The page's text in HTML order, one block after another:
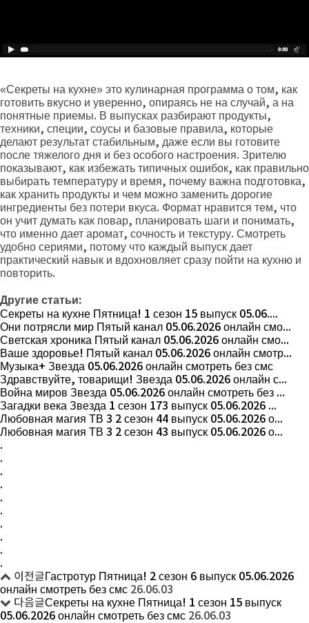
«Секреты на кухне» это кулинарная программа о том, как
готовить вкусно и уверенно, опираясь не на случай, а на
понятные приемы. В выпусках разбирают продукты,
техники, специи, соусы и базовые правила, которые
делают результат стабильным, даже если вы готовите
после тяжелого дня и без особого настроения. Зрителю
показывают, как избежать типичных ошибок, как правильно
выбирать температуру и время, почему важна подготовка,
как хранить продукты и чем можно заменить дорогие
ингредиенты без потери вкуса. Формат нравится тем, что
он учит думать как повар, планировать шаги и понимать,
что именно дает аромат, сочность и текстуру. Смотреть
удобно сериями, потому что каждый выпуск дает
практический навык и вдохновляет сразу пойти на кухню и
повторить.
Другие статьи:
Секреты на кухне Пятница! 1 сезон 15 выпуск 05.06....
Они потрясли мир Пятый канал 05.06.2026 онлайн смо...
Светская хроника Пятый канал 05.06.2026 онлайн смо...
Ваше здоровье! Пятый канал 05.06.2026 онлайн смотр...
Музыка+ Звезда 05.06.2026 онлайн смотреть без смс
Здравствуйте, товарищи! Звезда 05.06.2026 онлайн с...
Война миров Звезда 05.06.2026 онлайн смотреть без ...
Загадки века Звезда 1 сезон 173 выпуск 05.06.2026 ...
Любовная магия ТВ 3 2 сезон 44 выпуск 05.06.2026 о...
Любовная магия ТВ 3 2 сезон 43 выпуск 05.06.2026 о...
.
.
.
.
.
.
.
.
.
.
이전글Гастротур Пятница! 2 сезон 6 выпуск 05.06.2026
онлайн смотреть без смс 26.06.03
다음글Секреты на кухне Пятница! 1 сезон 15 выпуск
05.06.2026 онлайн смотреть без смс 26.06.03